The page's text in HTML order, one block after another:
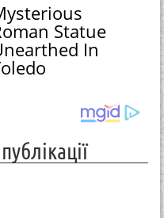
Statue
In